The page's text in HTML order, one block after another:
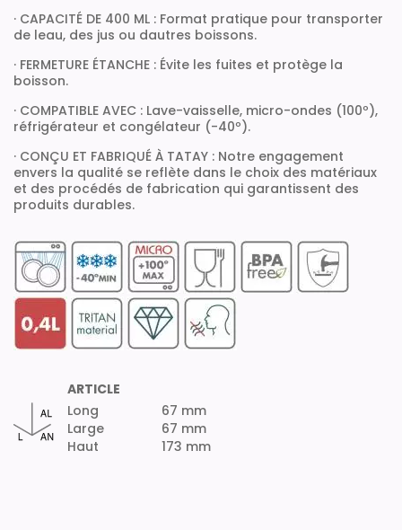
· CAPACITÉ DE 400 ML : Format pratique pour transporter
de leau, des jus ou dautres boissons.
· FERMETURE ÉTANCHE : Évite les fuites et protège la
boisson.
· COMPATIBLE AVEC : Lave-vaisselle, micro-ondes (100º),
réfrigérateur et congélateur (-40º).
· CONÇU ET FABRIQUÉ À TATAY : Notre engagement
envers la qualité se reflète dans le choix des matériaux
et des procédés de fabrication qui garantissent des
produits durables.
ARTICLE
Long
Large
Haut
67 mm
67 mm
173 mm